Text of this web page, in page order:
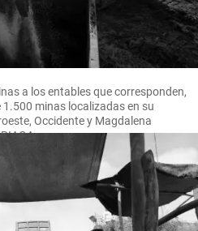
a los entables que corresponden,
minas localizadas en su
Occidente y Magdalena